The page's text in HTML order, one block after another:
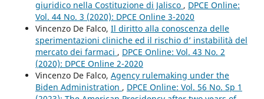
giuridico nella Costituzione di Jalisco , DPCE Online:
Vol. 44 No. 3 (2020): DPCE Online 3-2020
Vincenzo De Falco, Il diritto alla conoscenza delle
sperimentazioni cliniche ed il rischio d’ instabilità del
mercato dei farmaci , DPCE Online: Vol. 43 No. 2
(2020): DPCE Online 2-2020
Vincenzo De Falco, Agency rulemaking under the
Biden Administration , DPCE Online: Vol. 56 No. Sp 1